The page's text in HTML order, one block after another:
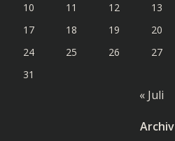
10
11 12 13
17
18 19 20
24
25 26 27
31
« Juli
Archiv